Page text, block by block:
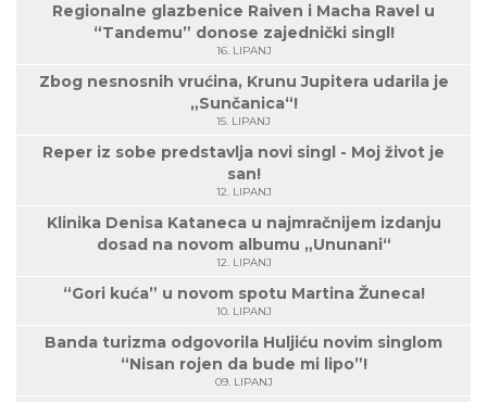
Regionalne glazbenice Raiven i Macha Ravel u
“Tandemu” donose zajednički singl!
16. LIPANJ
Zbog nesnosnih vrućina, Krunu Jupitera udarila je
„Sunčanica“!
15. LIPANJ
Reper iz sobe predstavlja novi singl - Moj život je
san!
12. LIPANJ
Klinika Denisa Kataneca u najmračnijem izdanju
dosad na novom albumu „Ununani“
12. LIPANJ
“Gori kuća” u novom spotu Martina Žuneca!
10. LIPANJ
Banda turizma odgovorila Huljiću novim singlom
“Nisan rojen da bude mi lipo”!
09. LIPANJ